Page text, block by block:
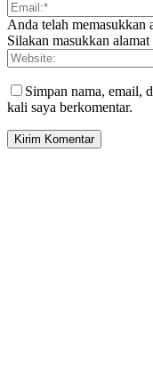
Anda telah memasukkan
Silakan masukkan
Simpan nama, email,
kali saya berkomentar.